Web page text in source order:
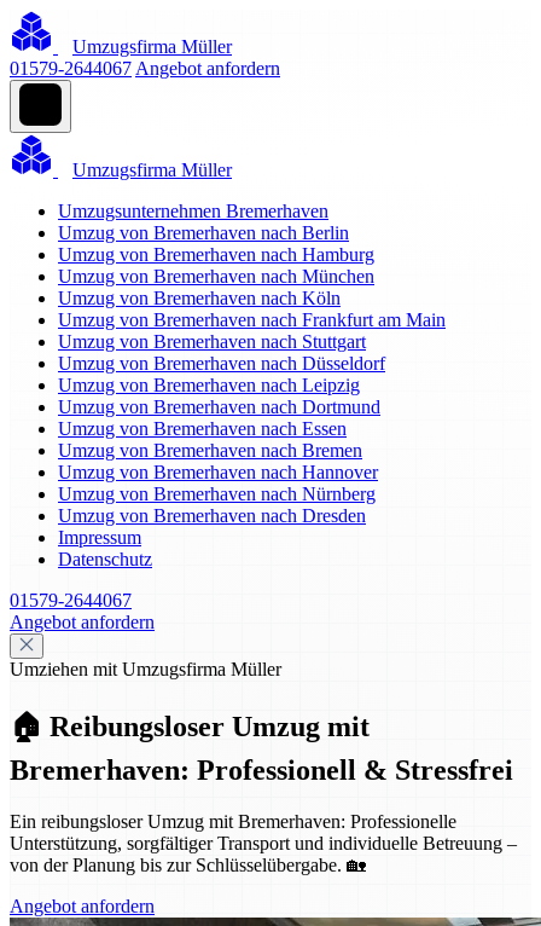
Umzugsfirma Müller
01579-2644067 Angebot anfordern
Umzugsfirma Müller
Umzugsunternehmen Bremerhaven
Umzug von Bremerhaven nach Berlin
Umzug von Bremerhaven nach Hamburg
Umzug von Bremerhaven nach München
Umzug von Bremerhaven nach Köln
Umzug von Bremerhaven nach Frankfurt am Main
Umzug von Bremerhaven nach Stuttgart
Umzug von Bremerhaven nach Düsseldorf
Umzug von Bremerhaven nach Leipzig
Umzug von Bremerhaven nach Dortmund
Umzug von Bremerhaven nach Essen
Umzug von Bremerhaven nach Bremen
Umzug von Bremerhaven nach Hannover
Umzug von Bremerhaven nach Nürnberg
Umzug von Bremerhaven nach Dresden
Impressum
Datenschutz
01579-2644067
Angebot anfordern
Umziehen mit Umzugsfirma Müller
🏠 Reibungsloser Umzug mit
Bremerhaven: Professionell & Stressfrei
Ein reibungsloser Umzug mit Bremerhaven: Professionelle
Unterstützung, sorgfältiger Transport und individuelle Betreuung –
von der Planung bis zur Schlüsselübergabe. 🏡
Angebot anfordern